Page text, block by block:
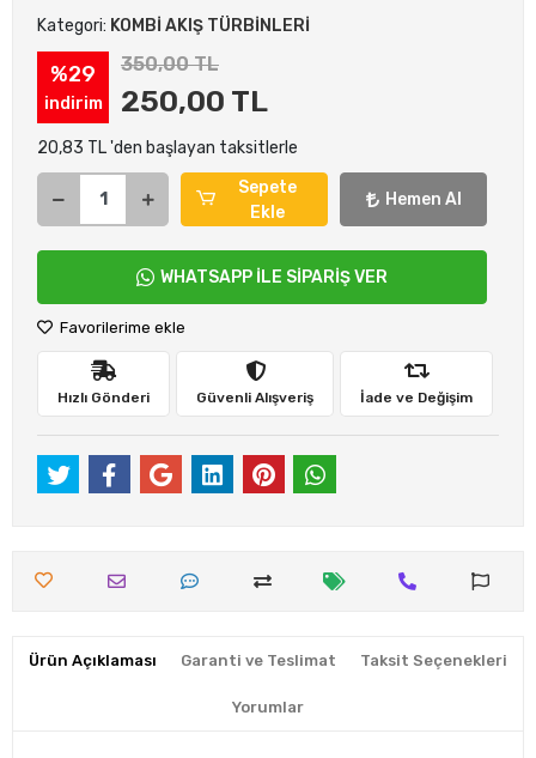
Kategori: KOMBİ AKIŞ TÜRBİNLERİ
%29
indirim
350,00 TL
250,00 TL
20,83 TL 'den başlayan taksitlerle
Sepete
Ekle
Hemen Al
WHATSAPP İLE SİPARİŞ VER
Favorilerime ekle
Hızlı Gönderi Güvenli Alışveriş İade ve Değişim
Ürün Açıklaması Garanti ve Teslimat Taksit Seçenekleri
Yorumlar